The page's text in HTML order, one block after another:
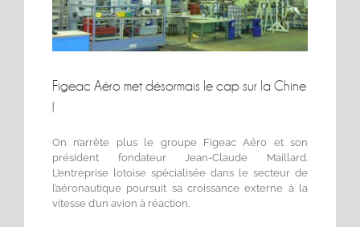
Figeac Aéro met désormais le cap sur la Chine
!
On n’arrête plus le groupe Figeac Aéro et son
président fondateur Jean-Claude Maillard.
L’entreprise lotoise spécialisée dans le secteur de
l’aéronautique poursuit sa croissance externe à la
vitesse d’un avion à réaction.